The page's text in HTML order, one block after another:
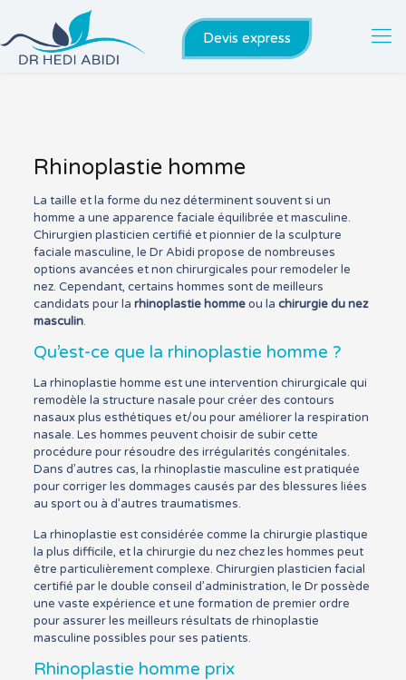
Devis express
Rhinoplastie homme
La taille et la forme du nez déterminent souvent si un
homme a une apparence faciale équilibrée et masculine.
Chirurgien plasticien certifié et pionnier de la sculpture
faciale masculine, le Dr Abidi propose de nombreuses
options avancées et non chirurgicales pour remodeler le
nez. Cependant, certains hommes sont de meilleurs
candidats pour la rhinoplastie hommeou la chirurgie du nez
masculin.
Qu’est-ce que la rhinoplastie homme ?
La rhinoplastie homme est une intervention chirurgicale qui
remodèle la structure nasale pour créer des contours
nasaux plus esthétiques et/ou pour améliorer la respiration
nasale. Les hommes peuvent choisir de subir cette
procédure pour résoudre des irrégularités congénitales.
Dans d’autres cas, la rhinoplastie masculine est pratiquée
pour corriger les dommages causés par des blessures liées
au sport ou à d’autres traumatismes.
La rhinoplastie est considérée comme la chirurgie plastique
la plus difficile, et la chirurgie du nez chez les hommes peut
être particulièrement complexe. Chirurgien plasticien facial
certifié par le double conseil d’administration, le Dr possède
une vaste expérience et une formation de premier ordre
pour assurer les meilleurs résultats de rhinoplastie
masculine possibles pour ses patients.
Rhinoplastie homme prix